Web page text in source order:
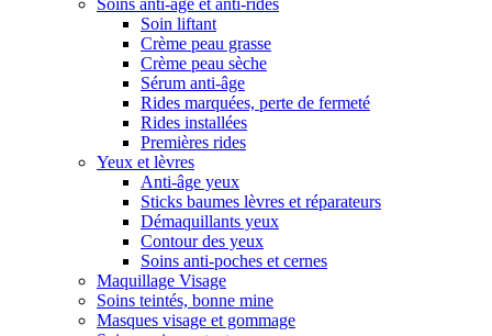
Soin liftant
Crème peau grasse
Crème peau sèche
Sérum anti-âge
Rides marquées, perte de fermeté
Rides installées
Premières rides
Yeux et lèvres
Anti-âge yeux
Sticks baumes lèvres et réparateurs
Démaquillants yeux
Contour des yeux
Soins anti-poches et cernes
Maquillage Visage
Soins teintés, bonne mine
Masques visage et gommage